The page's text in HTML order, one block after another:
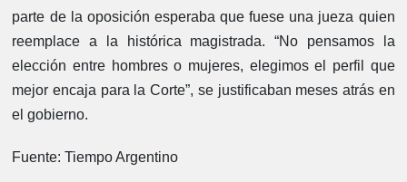
parte de la oposición esperaba que fuese una jueza quien
reemplace a la histórica magistrada. “No pensamos la
elección entre hombres o mujeres, elegimos el perfil que
mejor encaja para la Corte”, se justificaban meses atrás en
el gobierno.
Fuente: Tiempo Argentino